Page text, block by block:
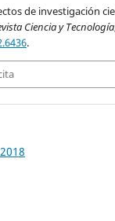
de investigación
Ciencia y Tecnología
.